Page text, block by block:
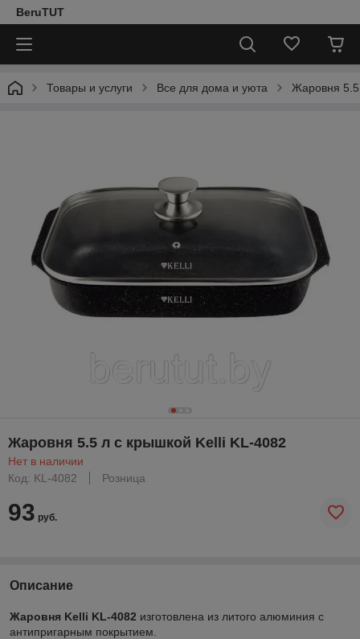
BeruTUT
Товары и услуги Все для дома и уюта Жаровня
Жаровня 5.5 л с крышкой Kelli KL-4082
Нет в наличии
Код: KL-4082
Розница
93 руб.
Описание
Жаровня Kelli KL-4082 изготовлена из литого алюминия с
антипригарным покрытием.